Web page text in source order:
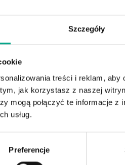
Szczegóły
treści i reklam, aby
jak korzystasz z naszej
mogą połączyć te informacje z
usług.
Preferencje
Automatic
All wheel drive
Emissions
151